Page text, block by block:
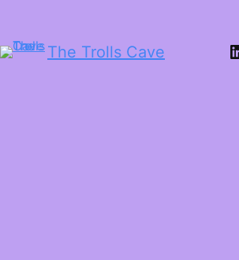
The Trolls Cave